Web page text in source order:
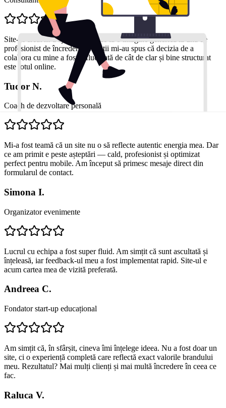
Site-ul creat m-a ajutat să trec de la o imagine generică la una de
profesionist de încredere. Clienții mi-au spus că decizia de a
colabora cu mine a fost influențată de cât de clar și bine structurat
este totul online.
Tudor N.
Coach de dezvoltare personală
Mi-a fost teamă că un site nu o să reflecte autentic energia mea. Dar
ce am primit e peste așteptări — cald, profesionist și optimizat
perfect pentru mobile. Am început să primesc mesaje direct din
formularul de contact.
Simona I.
Organizator evenimente
Lucrul cu echipa a fost super fluid. Am simțit că sunt ascultată și
înțeleasă, iar feedback-ul meu a fost implementat rapid. Site-ul e
acum cartea mea de vizită preferată.
Andreea C.
Fondator start-up educațional
Am simțit că, în sfârșit, cineva îmi înțelege ideea. Nu a fost doar un
site, ci o experiență completă care reflectă exact valorile brandului
meu. Rezultatul? Mai mulți clienți și mai multă încredere în ceea ce
fac.
Raluca V.